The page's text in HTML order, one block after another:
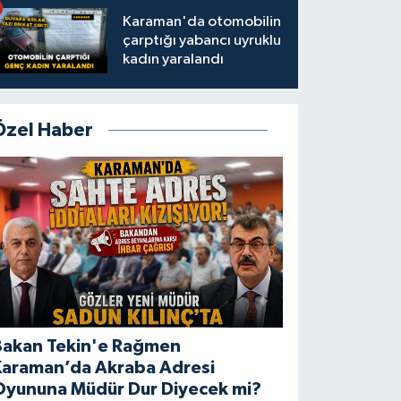
Karaman'da otomobilin
çarptığı yabancı uyruklu
kadın yaralandı
Haber
Tekin'e Rağmen
Akraba Adresi
Müdür Dur Diyecek mi?